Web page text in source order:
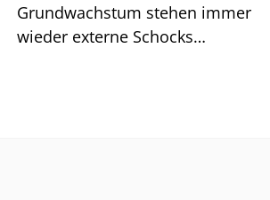
Grundwachstum stehen immer
wieder externe Schocks